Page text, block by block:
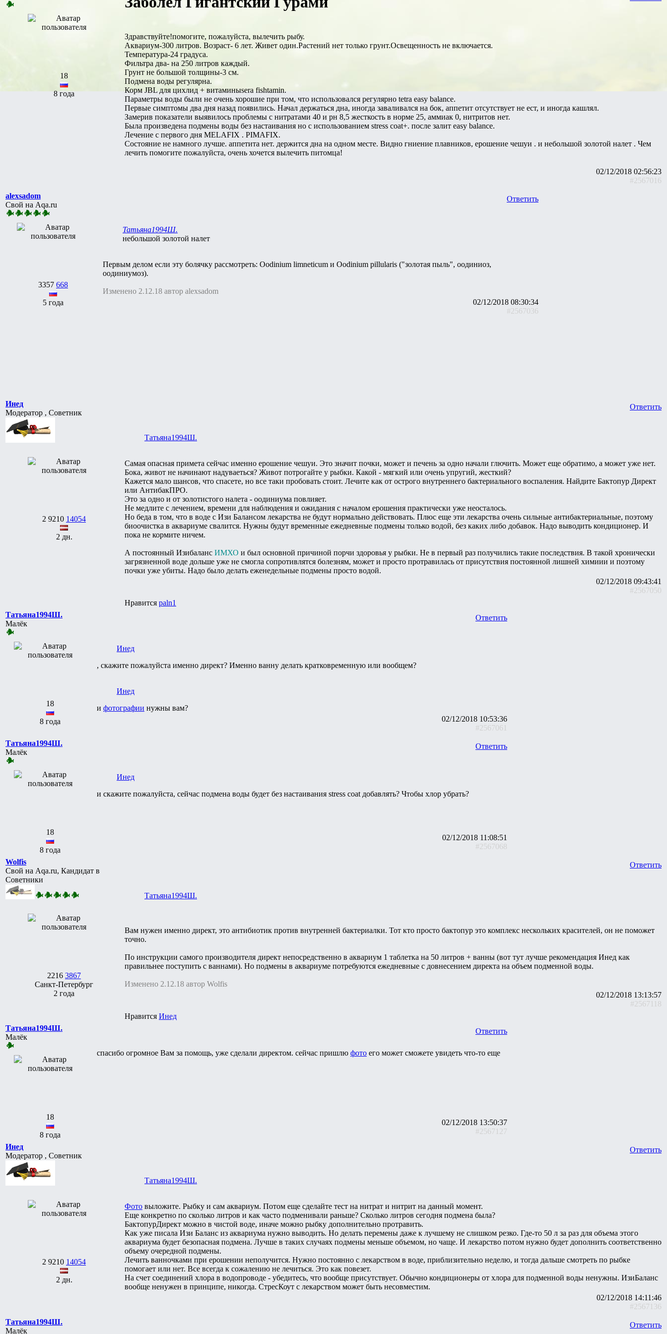
18
8 года
Здравствуйте!помогите, пожалуйста, вылечить рыбу.
Аквариум-300 литров. Возраст- 6 лет. Живет один.Растений нет только грунт.Освещенность не включается.
Температура-24 градуса.
Фильтра два- на 250 литров каждый.
Грунт не большой толщины-3 см.
Подмена воды регулярна.
Корм JBL для цихлид + витаминыsera fishtamin.
Параметры воды были не очень хорошие при том, что использовался регулярно tetra easy balance.
Первые симптомы два дня назад появились. Начал держаться дна, иногда заваливался на бок, аппетит отсутствует не ест, и иногда кашлял.
Замерив показатели выявилось проблемы с нитратами 40 и рн 8,5 жесткость в норме 25, аммиак 0, нитритов нет.
Была произведена подмены воды без настаивания но с использованием stress coat+. после залит easy balance.
Лечение с первого дня MELAFIX . PIMAFIX.
Состояние не намного лучше. аппетита нет. держится дна на одном месте. Видно гниение плавников, ерошение чешуи . и небольшой золотой налет . Чем
лечить помогите пожалуйста, очень хочется вылечить питомца!
02/12/2018 02:56:23
#2567016
alexsadom
Свой на Aqa.ru
3357 668
5 года
Ответить
Татьяна1994Ш.
небольшой золотой налет
Первым делом если эту болячку рассмотреть: Oodinium limneticum и Oodinium pillularis ("золотая пыль", оодиниоз,
оодиниумоз).
Изменено 2.12.18 автор alexsadom
02/12/2018 08:30:34
#2567036
Инед
Модератор , Советник
2 9210 14054
2 дн.
Ответить
Татьяна1994Ш.
Самая опасная примета сейчас именно ерошение чешуи. Это значит почки, может и печень за одно начали глючить. Может еще обратимо, а может уже нет.
Бока, живот не начинают надуваеться? Живот потрогайте у рыбки. Какой - мягкий или очень упругий, жесткий?
Кажется мало шансов, что спасете, но все таки пробовать стоит. Лечите как от острого внутреннего бактериального воспаления. Найдите Бактопур Директ
или АнтибакПРО.
Это за одно и от золотистого налета - оодиниума повлияет.
Не медлите с лечением, времени для наблюдения и ожидания с началом ерошения практически уже неосталось.
Но беда в том, что в воде с Изи Балансом лекарства не будут нормально действовать. Плюс еще эти лекарства очень сильные антибактериальные, поэтому
биоочистка в аквариуме свалится. Нужны будут временные ежедневные подмены только водой, без каких либо добавок. Надо выводить кондиционер. И
пока не кормите ничем.
А постоянный Изибаланс ИМХО и был основной причиной порчи здоровья у рыбки. Не в первый раз получились такие последствия. В такой хронически
загрязненной воде дольше уже не смогла сопротивлятся болезням, может и просто протравилась от присутствия постоянной лишней химиии и поэтому
почки уже убиты. Надо было делать еженедельные подмены просто водой.
02/12/2018 09:43:41
#2567050
Нравится paln1
Татьяна1994Ш.
Малёк
18
8 года
Ответить
Инед
, скажите пожалуйста именно директ? Именно ванну делать кратковременную или вообщем?
Инед
и фотографии нужны вам?
02/12/2018 10:53:36
#2567061
Татьяна1994Ш.
Малёк
18
8 года
Ответить
Инед
и скажите пожалуйста, сейчас подмена воды будет без настаивания stress coat добавлять? Чтобы хлор убрать?
02/12/2018 11:08:51
#2567068
Wolfis
Свой на Aqa.ru, Кандидат в
Советники
2216 3867
Санкт-Петербург
2 года
Ответить
Татьяна1994Ш.
Вам нужен именно директ, это антибиотик против внутренней бактериалки. Тот кто просто бактопур это комплекс нескольких красителей, он не поможет
точно.
По инструкции самого производителя директ непосредственно в аквариум 1 таблетка на 50 литров + ванны (вот тут лучше рекомендация Инед как
правильнее поступить с ваннами). Но подмены в аквариуме потребуются ежедневные с довнесением директа на объем подменной воды.
Изменено 2.12.18 автор Wolfis
02/12/2018 13:13:57
#2567118
Нравится Инед
Татьяна1994Ш.
Малёк
18
8 года
Ответить
спасибо огромное Вам за помощь, уже сделали директом. сейчас пришлю фото его может сможете увидеть что-то еще
02/12/2018 13:50:37
#2567127
Инед
Модератор , Советник
2 9210 14054
2 дн.
Ответить
Татьяна1994Ш.
Фото выложите. Рыбку и сам аквариум. Потом еще сделайте тест на нитрат и нитрит на данный момент.
Еще конкретно по сколько литров и как часто подменивали раньше? Сколько литров сегодня подмена была?
БактопурДирект можно в чистой воде, иначе можно рыбку дополнительно протравить.
Как уже писала Изи Баланс из аквариума нужно выводить. Но делать перемены даже к лучшему не слишком резко. Где-то 50 л за раз для объема этого
аквариума будет безопасная подмена. Лучше в таких случаях подмены меньше объемом, но чаще. И лекарство потом нужно будет дополнить соответственно
объему очередной подмены.
Лечить ванночками при ерошении неполучится. Нужно постоянно с лекарством в воде, приблизительно неделю, и тогда дальше смотреть по рыбке
помогает или нет. Все всегда к сожалению не лечиться. Это как повезет.
На счет соединений хлора в водопроводе - убедитесь, что вообще присутствует. Обычно кондиционеры от хлора для подменной воды ненужны. ИзиБаланс
вообще ненужен в принципе, никогда. СтресКоут с лекарством может быть несовместим.
02/12/2018 14:11:46
#2567136
Татьяна1994Ш.
Малёк
Ответить